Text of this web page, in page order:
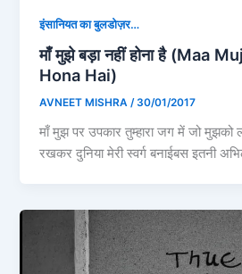
इंसानियत का बुलडोज़र…
माँ मुझे बड़ा नहीं होना है (Maa
Hona Hai)
AVNEET MISHRA/30/01/2017
माँ मुझ पर उपकार तुम्हारा जग में जो मुझको
रखकर दुनिया मेरी स्वर्ग बनाईबस इतनी